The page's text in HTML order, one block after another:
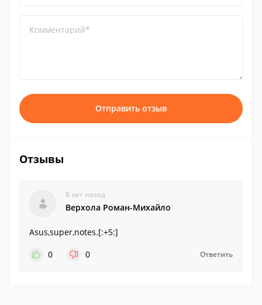
Комментарий*
Отправить отзыв
Отзывы
8 лет назад
Верхола Роман-Михайло
Asus,super,notes.[:+5:]
0
0 Ответить